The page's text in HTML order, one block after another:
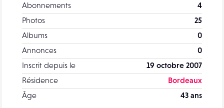
Abonnements
4
Photos
25
Albums
0
Annonces
0
Inscrit depuis le
19 octobre 2007
Résidence
Bordeaux
Âge
43 ans